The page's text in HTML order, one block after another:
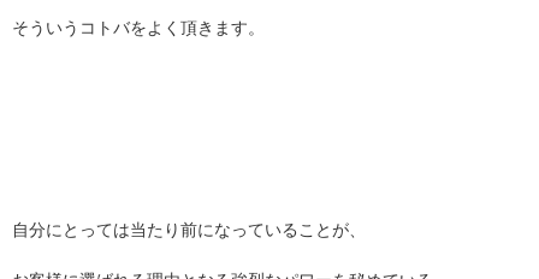
そういうコトバをよく頂きます。
自分にとっては当たり前になっていることが、